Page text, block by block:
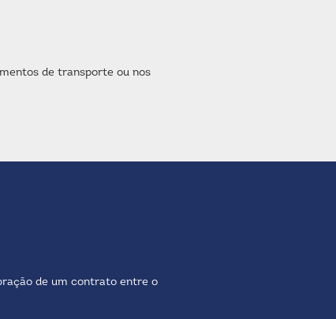
de transporte ou nos
de um contrato entre o